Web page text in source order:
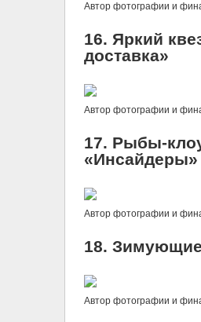
Автор фотографии и
16. Яркий
доставка»
Автор фотографии и
17. Рыбы-
«Инсайдеры»
Автор фотографии и
18.
Автор фотографии и